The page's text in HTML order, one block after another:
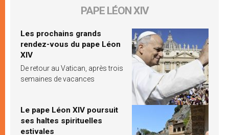
PAPE LÉON XIV
Les prochains grands
rendez-vous du pape Léon
XIV
De retour au Vatican, après trois
semaines de vacances
Le pape Léon XIV poursuit
ses haltes spirituelles
estivales